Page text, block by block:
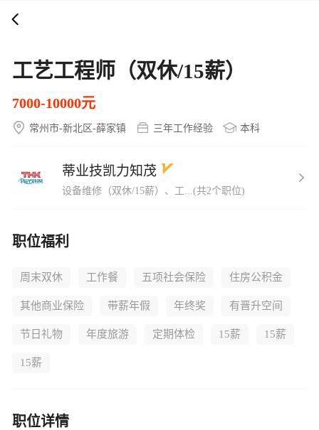
工艺工程师（双休/15薪）
7000-10000元
常州市-新北区-薛家镇 三年工作经验 本科
蒂业技凯力知茂
设备维修（双休/15薪）、工...(共2个职位)
职位福利
周末双休 工作餐 五项社会保险 住房公积金
其他商业保险 带薪年假 年终奖 有晋升空间
节日礼物 年度旅游 定期体检 15薪 15薪
15薪
职位详情